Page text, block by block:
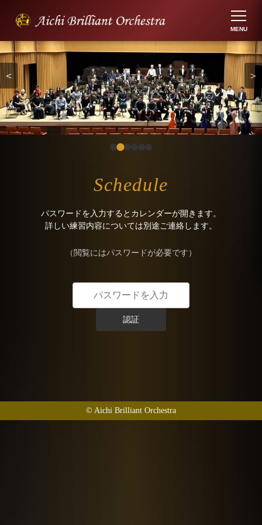
＜ ＞
Schedule
パスワードを入力するとカレンダーが開きます。
詳しい練習内容については別途ご連絡します。
（閲覧にはパスワードが必要です）
認証
© Aichi Brilliant Orchestra